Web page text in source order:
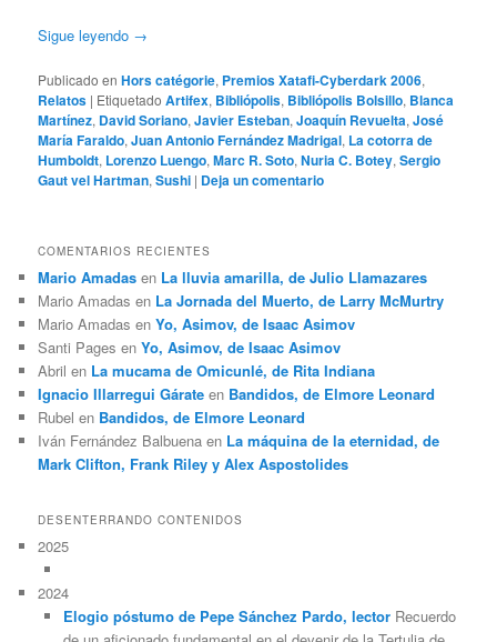
Sigue leyendo →
Publicado en Hors catégorie, Premios Xatafi-Cyberdark 2006,
Relatos | Etiquetado Artifex, Bibliópolis, Bibliópolis Bolsillo, Blanca
Martínez, David Soriano,Javier Esteban,Joaquín Revuelta,José
María Faraldo,Juan Antonio Fernández Madrigal, La cotorra de
Humboldt, Lorenzo Luengo,Marc R. Soto,Nuria C. Botey,Sergio
Gaut vel Hartman,Sushi | Deja un comentario
COMENTARIOS RECIENTES
Mario Amadas en La lluvia amarilla, de Julio Llamazares
Mario Amadas en La Jornada del Muerto, de Larry McMurtry
Mario Amadas enYo, Asimov, de Isaac Asimov
Santi Pages enYo, Asimov, de Isaac Asimov
Abril en La mucama de Omicunlé, de Rita Indiana
Ignacio Illarregui Gárate en Bandidos, de Elmore Leonard
Rubel en Bandidos, de Elmore Leonard
Iván Fernández Balbuena en La máquina de la eternidad, de
Mark Clifton, Frank Riley y Alex Aspostolides
DESENTERRANDO CONTENIDOS
2025
2024
Elogio póstumo de Pepe Sánchez Pardo, lectorRecuerdo